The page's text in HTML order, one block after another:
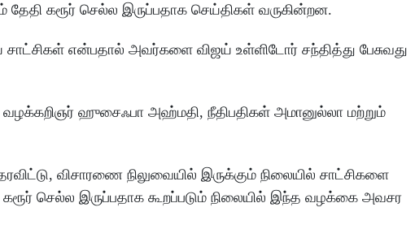
கரூர் செல்ல இருப்பதாக செய்திகள் வருகின்றன.
சாட்சிகள் என்பதால் அவர்களை விஜய் உள்ளிடோர் சந்தித்து பேசுவது
ஹுசைஃபா அஹ்மதி, நீதிபதிகள் அமானுல்லா மற்றும்
விசாரணை நிலுவையில் இருக்கும் நிலையில் சாட்சிகளை
கரூர் செல்ல இருப்பதாக கூறப்படும் நிலையில் இந்த வழக்கை அவசர